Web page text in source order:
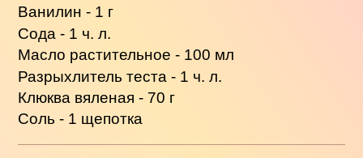
Ванилин - 1 г
Сода - 1 ч. л.
Масло растительное - 100 мл
Разрыхлитель теста - 1 ч. л.
Клюква вяленая - 70 г
Соль - 1 щепотка